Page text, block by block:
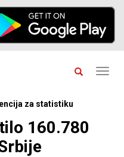
za statistiku
160.780